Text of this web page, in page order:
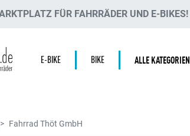
FÜR FAHRRÄDER UND E-BIKES!
E-BIKE BIKE ALLE KATEGORIEN
Fahrrad Thöt GmbH